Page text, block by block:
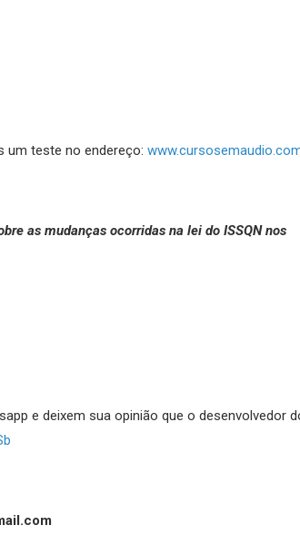
um teste no endereço:
as mudanças ocorridas na lei do ISSQN nos
e deixem sua opinião que o desenvolvedor